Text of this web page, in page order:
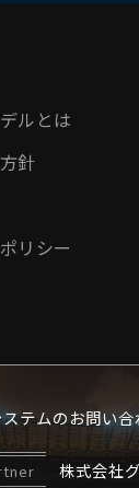
ルとは
針
リシー
テムのお問い
株式会社